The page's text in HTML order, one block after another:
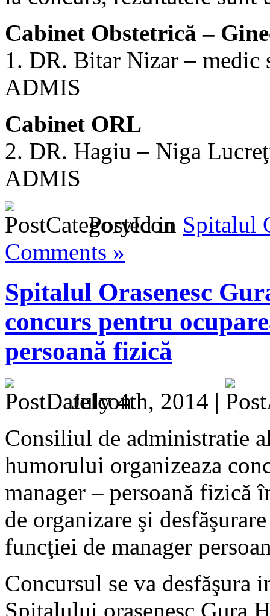
Cabinet Obstetrică –
1. DR. Bitar Nizar – medic
ADMIS
Cabinet ORL
2. DR. Hagiu – Niga
ADMIS
Posted in Spitalul
Comments »
Spitalul Orasenesc
concurs pentru
persoană fizică
July 4th, 2014 |
Consiliul de administratie
humorului organizeaza
manager – persoană fizică
de organizare şi
funcţiei de manager
Concursul se va desfăşura
Spitalului orasenesc Gura